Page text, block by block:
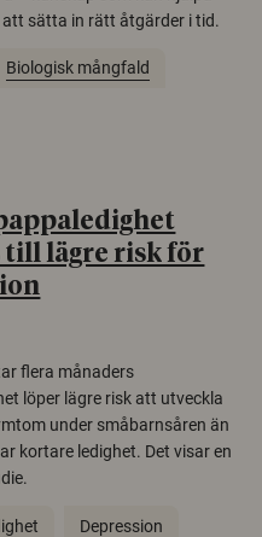
sätta in rätt åtgärder i tid.
Biologisk mångfald
till lägre risk för
flera månaders
löper lägre risk att utveckla
under småbarnsåren än
kortare ledighet. Det visar en
Depression